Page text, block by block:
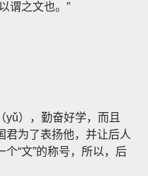
谓之文也。”
yǔ），勤奋好学，而且
君为了表扬他，并让后人
“文”的称号，所以，后